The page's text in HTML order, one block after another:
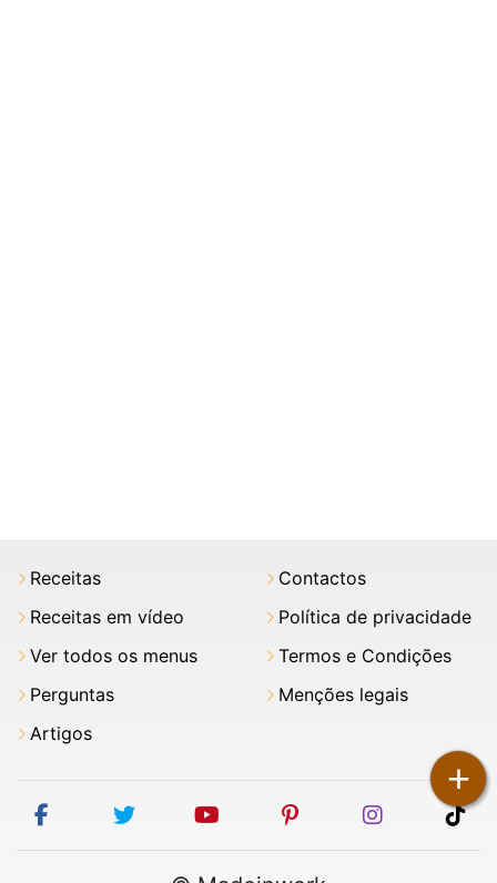
+
Receitas
Receitas em vídeo
Ver todos os menus
Perguntas
Artigos
Contactos
Política de privacidade
Termos e Condições
Menções legais
facebooktwitter youtubepinterestinstagram